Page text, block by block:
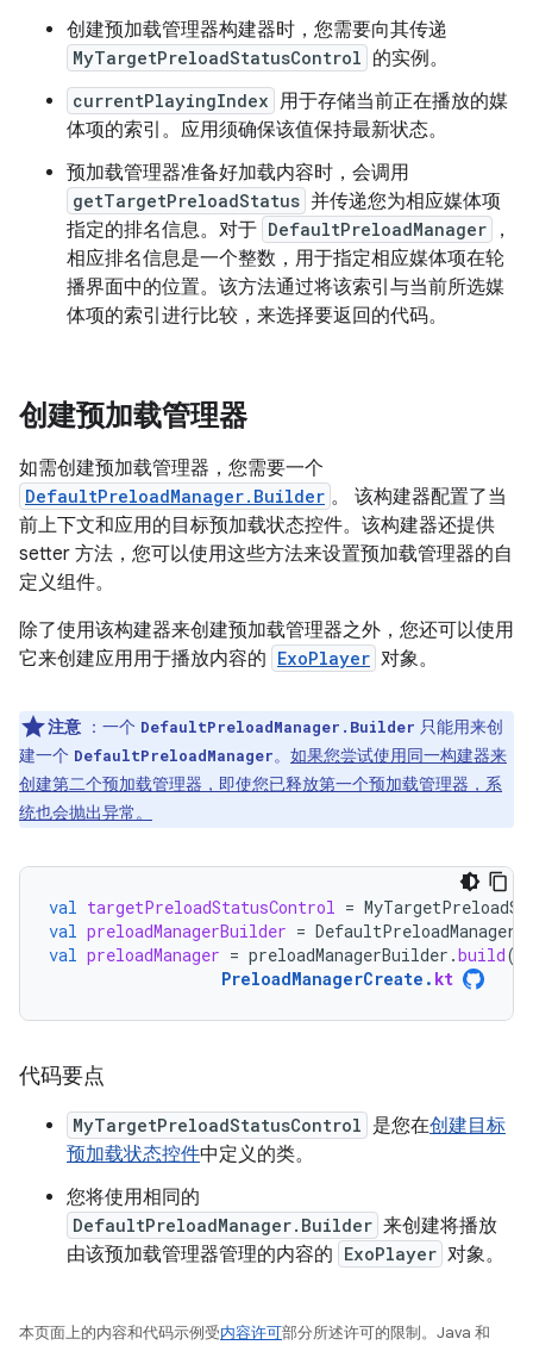
创建预加载管理器构建器时，您需要向其传递
MyTargetPreloadStatusControl 的实例。
currentPlayingIndex 用于存储当前正在播放的媒
体项的索引。应用须确保该值保持最新状态。
预加载管理器准备好加载内容时，会调用
getTargetPreloadStatus 并传递您为相应媒体项
指定的排名信息。对于 DefaultPreloadManager
，
相应排名信息是一个整数，用于指定相应媒体项在轮
播界面中的位置。该方法通过将该索引与当前所选媒
体项的索引进行比较，来选择要返回的代码。
创建预加载管理器
如需创建预加载管理器，您需要一个
DefaultPreloadManager.Builder 。 该构建器配置了当
前上下文和应用的目标预加载状态控件。该构建器还提供
setter 方法，您可以使用这些方法来设置预加载管理器的自
定义组件。
除了使用该构建器来创建预加载管理器之外，您还可以使用
它来创建应用用于播放内容的 ExoPlayer 对象。
注意 ：一个 DefaultPreloadManager.Builder 只能用来创
建一个 DefaultPreloadManager。 如果您尝试使用同一构建器来
创建第二个预加载管理器，即使您已释放第一个预加载管理器，系
统也会抛出异常。
val targetPreloadStatusControl =
val preloadManagerBuilder = DefaultPreloadManager
val preloadManager = preloadManagerBuilder .build()
PreloadManagerCreate . kt
代码要点
MyTargetPreloadStatusControl 是您在创建目标
预加载状态控件中定义的类。
您将使用相同的
DefaultPreloadManager.Builder 来创建将播放
由该预加载管理器管理的内容的 ExoPlayer 对象。
本页面上的内容和代码示例受内容许可部分所述许可的限制。Java 和